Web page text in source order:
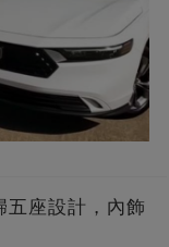
五座設計，內飾